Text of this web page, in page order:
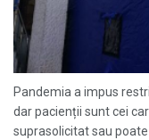
Pandemia a impus
dar pacienții sunt cei
suprasolicitat sau